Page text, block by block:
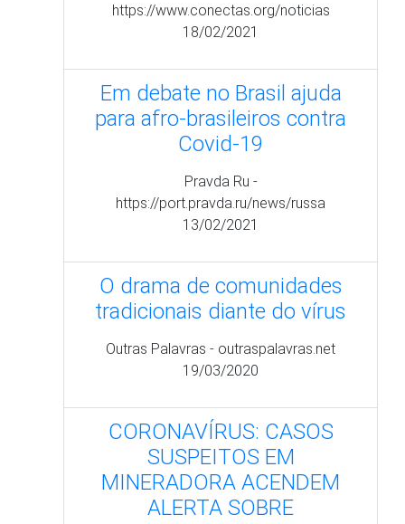
https://port.pravda.ru/news/russa
13/02/2021
O drama de comunidades
tradicionais diante do vírus
19/03/2020
SUSPEITOS EM
MINERADORA ACENDEM
ALERTA SOBRE
COMUNIDADES DA
AMAZÔNIA
Intercept Brasil - intercept.com.br
18/03/2020
proteção aos povos
indígenas e quilombolas"